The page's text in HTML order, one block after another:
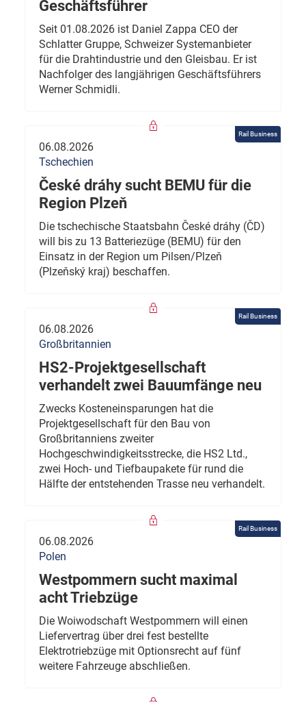
Geschäftsführer
Seit 01.08.2026 ist Daniel Zappa CEO der
Schlatter Gruppe, Schweizer Systemanbieter
für die Drahtindustrie und den Gleisbau. Er ist
Nachfolger des langjährigen Geschäftsführers
Werner Schmidli.
Rail Business
06.08.2026
Tschechien
České dráhy sucht BEMU für die
Region Plzeň
Die tschechische Staatsbahn České dráhy (ČD)
will bis zu 13 Batteriezüge (BEMU) für den
Einsatz in der Region um Pilsen/Plzeň
(Plzeňský kraj) beschaffen.
Rail Business
06.08.2026
Großbritannien
HS2-Projektgesellschaft
verhandelt zwei Bauumfänge neu
Zwecks Kosteneinsparungen hat die
Projektgesellschaft für den Bau von
Großbritanniens zweiter
Hochgeschwindigkeitsstrecke, die HS2 Ltd.,
zwei Hoch- und Tiefbaupakete für rund die
Hälfte der entstehenden Trasse neu verhandelt.
Rail Business
06.08.2026
Polen
Westpommern sucht maximal
acht Triebzüge
Die Woiwodschaft Westpommern will einen
Liefervertrag über drei fest bestellte
Elektrotriebzüge mit Optionsrecht auf fünf
weitere Fahrzeuge abschließen.